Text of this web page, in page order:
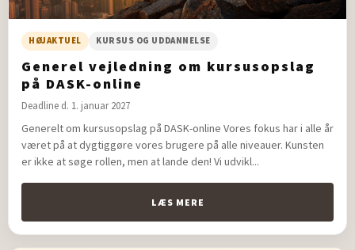
HØJAKTUEL KURSUS OG UDDANNELSE
Generel vejledning om kursusopslag
på DASK-online
Deadline d. 1. januar 2027
Generelt om kursusopslag på DASK-online Vores fokus har i alle år
været på at dygtiggøre vores brugere på alle niveauer. Kunsten
er ikke at søge rollen, men at lande den! Vi udvikl...
LÆS MERE